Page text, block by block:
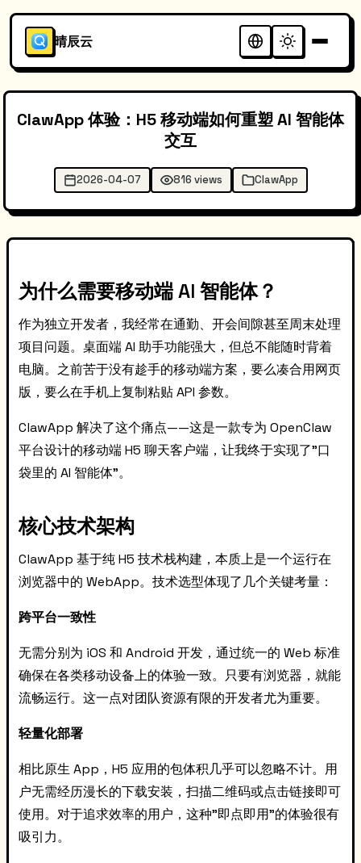
晴辰云
ClawApp 体验：H5 移动端如何重塑 AI 智能体
交互
2026-04-07 816 views ClawApp
为什么需要移动端 AI 智能体？
作为独立开发者，我经常在通勤、开会间隙甚至周末处理
项目问题。桌面端 AI 助手功能强大，但总不能随时背着
电脑。之前苦于没有趁手的移动端方案，要么凑合用网页
版，要么在手机上复制粘贴 API 参数。
ClawApp 解决了这个痛点——这是一款专为 OpenClaw
平台设计的移动端 H5 聊天客户端，让我终于实现了"口
袋里的 AI 智能体"。
核心技术架构
ClawApp 基于纯 H5 技术栈构建，本质上是一个运行在
浏览器中的 WebApp。技术选型体现了几个关键考量：
跨平台一致性
无需分别为 iOS 和 Android 开发，通过统一的 Web 标准
确保在各类移动设备上的体验一致。只要有浏览器，就能
流畅运行。这一点对团队资源有限的开发者尤为重要。
轻量化部署
相比原生 App，H5 应用的包体积几乎可以忽略不计。用
户无需经历漫长的下载安装，扫描二维码或点击链接即可
使用。对于追求效率的用户，这种"即点即用"的体验很有
吸引力。